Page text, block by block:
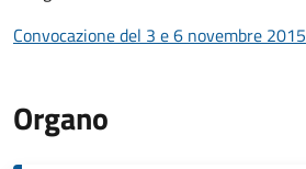
Convocazione del 3 e 6 novembre 2015
Organo